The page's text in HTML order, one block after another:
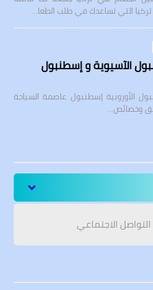
التي تساعدك في طلب الطعا…
الآسيوية و إسطنبول
الأوروبية إسطنبول عاصمة السياحة
وخصائص…
الاجتماعي